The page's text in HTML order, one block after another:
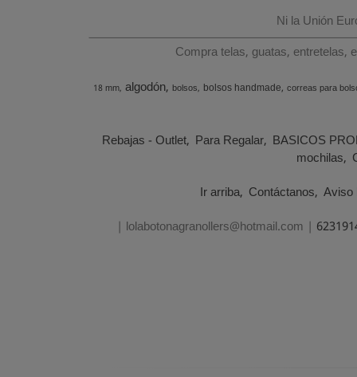
Ni la Unión
Compra telas, guatas, entretelas,
18 mm algodón bolsos bolsos handmade correas para
Rebajas - Outlet Para Regalar BASICOS
mochilas
Ir arriba Contáctanos Aviso
| lolabotonagranollers@hotmail.com |